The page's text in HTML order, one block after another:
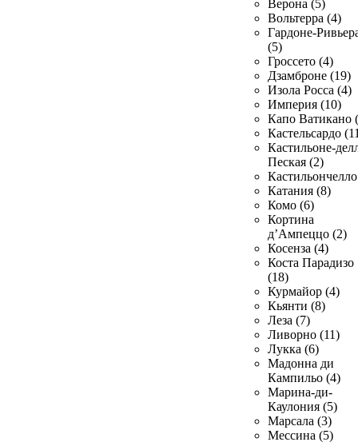
Верона (5)
Вольтерра (4)
Гардоне-
(5)
Гроссето (4)
Дзамброне (19)
Изола Росса (4)
Империя (10)
Капо Ватикано
Кастельсардо
Кастильоне-
Пеская (2)
Катания (8)
Комо (6)
Кортина
д’Ампеццо (2)
Косенза (4)
Коста Парадизо
(18)
Курмайор (4)
Кьянти (8)
Леза (7)
Ливорно (11)
Лукка (6)
Мадонна ди
Кампильо (4)
Марина-ди-
Каулония (5)
Марсала (3)
Мессина (5)